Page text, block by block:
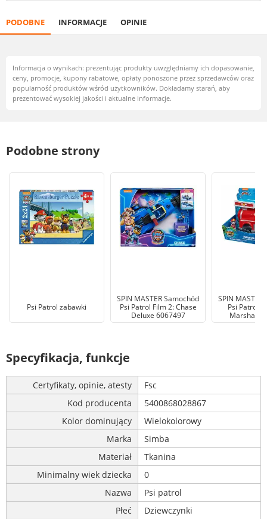
PODOBNE INFORMACJE OPINIE
Informacja o wynikach: prezentując produkty uwzględniamy ich dopasowanie,
ceny, promocje, kupony rabatowe, opłaty ponoszone przez sprzedawców oraz
popularność produktów wśród użytkowników. Dokładamy starań, aby
prezentować wysokiej jakości i aktualne informacje.
Podobne strony
Psi Patrol zabawki
SPIN MASTER Samochód
Psi Patrol Film 2: Chase
Deluxe 6067497
SPIN
Psi Patrol z
Marshall
Specyfikacja, funkcje
Certyfikaty, opinie, atesty
Fsc
Kod producenta
5400868028867
Kolor dominujący
Wielokolorowy
Marka
Simba
Materiał
Tkanina
Minimalny wiek dziecka
0
Nazwa
Psi patrol
Płeć
Dziewczynki